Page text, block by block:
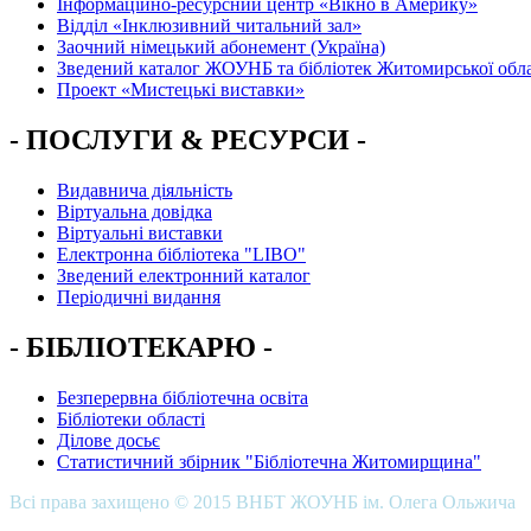
Інформаційно-ресурсний центр «Вікно в Америку»
Вiддiл «Інклюзивний читальний зал»
Заочний німецький абонемент (Україна)
Зведений каталог ЖОУНБ та бібліотек Житомирської
Проект «Мистецькі виставки»
- ПОСЛУГИ & РЕСУРСИ -
Видавнича діяльність
Віртуальна довідка
Віртуальні виставки
Електронна бібліотека "LIBO"
Зведений електронний каталог
Періодичні видання
- БІБЛІОТЕКАРЮ -
Безперервна бібліотечна освіта
Бібліотеки області
Ділове досьє
Статистичний збірник "Бібліотечна Житомирщина"
Всі права захищено © 2015 ВНБТ ЖОУНБ ім. Олега Ольжича